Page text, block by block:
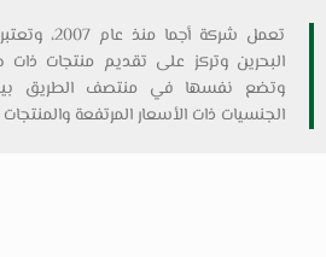
تعمل شركة
البحرين وتركز على تقديم منتجات ذات
وتضع نفسها في منتصف الطريق بين
الجنسيات ذات الأسعار المرتفعة والمنتجات